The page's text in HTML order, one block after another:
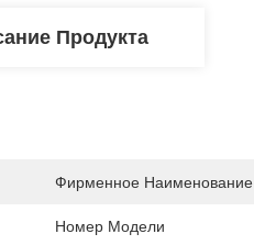
Продукта
Фирменное Наименование
Номер Модели